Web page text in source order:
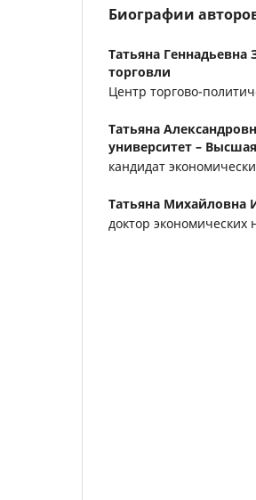
Биографии
Татьяна Геннадьевна
торговли
Центр торгово-
Татьяна
университет –
кандидат
Татьяна Михайловна
доктор экономических